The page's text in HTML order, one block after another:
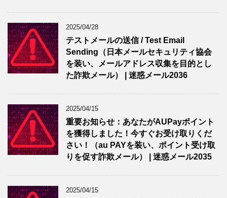
2025/04/28
テストメールの送信 / Test Email
Sending（日本メールセキュリティ協会
を装い、メールアドレス収集を目的とし
た詐欺メール） | 迷惑メール2036
2025/04/15
重要お知らせ：あなたがAUPayポイント
を獲得しました！今すぐお受け取りくだ
さい！（au PAYを装い、ポイント受け取
りを促す詐欺メール） | 迷惑メール2035
2025/04/15